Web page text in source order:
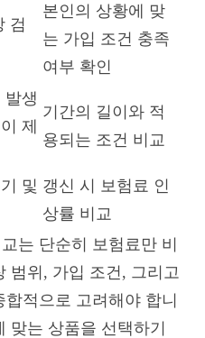
검
본인의 상황에 맞
는 가입 조건 충족
여부 확인
발생
제
기간의 길이와 적
용되는 조건 비교
및 갱신 시 보험료 인
상률 비교
는 단순히 보험료만 비
범위, 가입 조건, 그리고
적으로 고려해야 합니
맞는 상품을 선택하기